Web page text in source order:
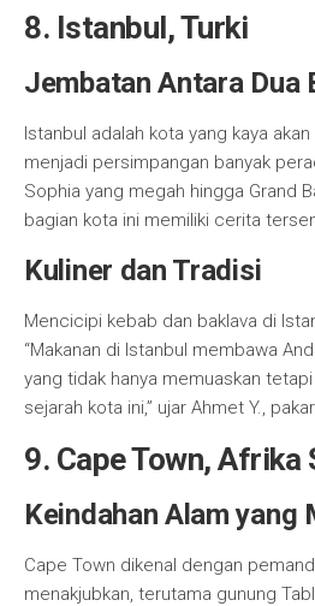
8. Istanbul, Turki
Jembatan Antara Dua
Istanbul adalah kota yang kaya
menjadi persimpangan banyak
Sophia yang megah hingga Grand
bagian kota ini memiliki cerita
Kuliner dan Tradisi
Mencicipi kebab dan baklava di
“Makanan di Istanbul membawa
yang tidak hanya memuaskan
sejarah kota ini,” ujar Ahmet Y.,
9. Cape Town, Afrika
Keindahan Alam yang
Cape Town dikenal dengan
menakjubkan, terutama gunung